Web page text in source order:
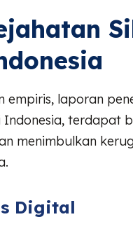
empiris, laporan
terdapat
menimbulkan
Digital